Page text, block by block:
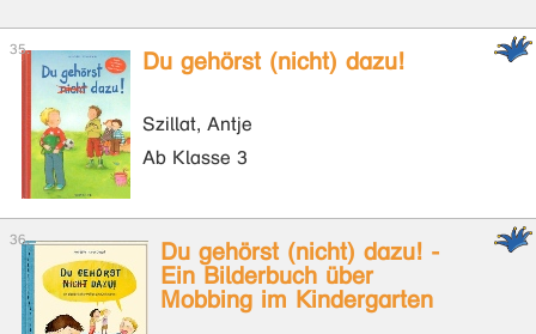
Du gehörst (nicht) dazu!
Szillat, Antje
Ab Klasse 3
Du gehörst (nicht) dazu! -
Ein Bilderbuch über
Mobbing im Kindergarten